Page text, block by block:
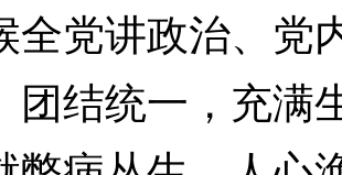
全党讲政治、党
团结统一，充满